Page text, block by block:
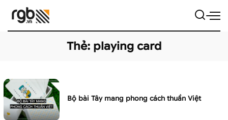
Thẻ: playing card
Bộ bài Tây mang phong cách thuần Việt